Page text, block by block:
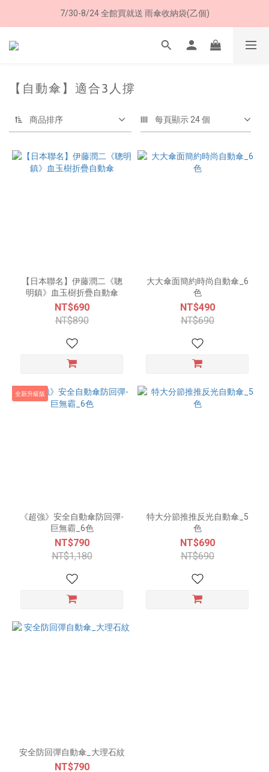
加入LINE好友➤領購物金50元 (現領現用)
7/30-8/24 全館買就送 雨傘收納袋(乙個)
加入LINE好友➤領購物金50元 (現領現用)
【自動傘】適合3人撐
商品排序 每頁顯示 24 個
【日本聯名】伊藤潤二《聰
明鎮》血玉樹折疊自動傘
NT$690
NT$890
大大傘面簡約時尚自動傘_6
色
NT$490
NT$690
全新升級版
《超強》安全自動傘防回彈-
巨無霸_6色
NT$790
NT$1,180
特大分節推推反光自動傘_5
色
NT$690
NT$690
安全防回彈自動傘_大理石紋
NT$790